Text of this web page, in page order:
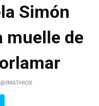
Simón
muelle de